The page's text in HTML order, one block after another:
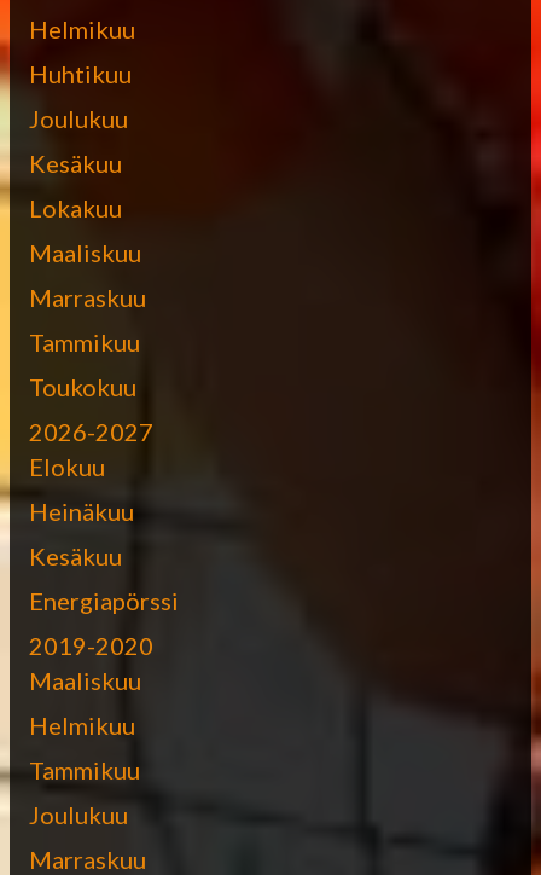
Helmikuu
Huhtikuu
Joulukuu
Kesäkuu
Lokakuu
Maaliskuu
Marraskuu
Tammikuu
Toukokuu
2026-2027
Elokuu
Heinäkuu
Kesäkuu
Energiapörssi
2019-2020
Maaliskuu
Helmikuu
Tammikuu
Joulukuu
Marraskuu